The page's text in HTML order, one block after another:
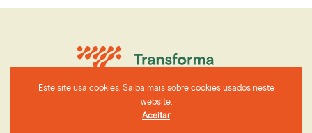
Este site usa cookies. Saiba mais sobre cookies usados neste
website.
Aceitar